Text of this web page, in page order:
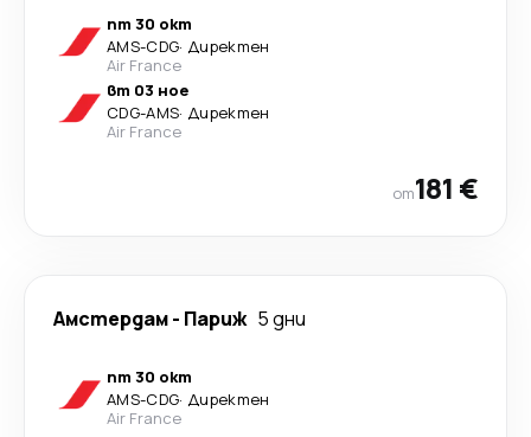
пт 30 окт
AMS-CDG· Директен
Air France
вт 03 ное
CDG-AMS· Директен
Air France
от181 €
Амстердам- Париж 5 дни
пт 30 окт
AMS-CDG· Директен
Air France